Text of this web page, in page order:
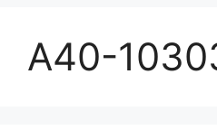
А40-